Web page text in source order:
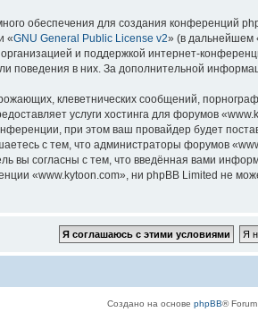
обеспечения для создания конференций
«GNU General Public License v2» (в дальнейшем
и поддержкой интернет-
поведения в них. За дополнительной
клеветнических сообщений,
услуги хостинга для форумов
при этом ваш провайдер будет
с тем, что администраторы форумов
вы согласны с тем, что введённая вами
«www.kytoon.com», ни phpBB Limited не
Создано на основе phpBB®